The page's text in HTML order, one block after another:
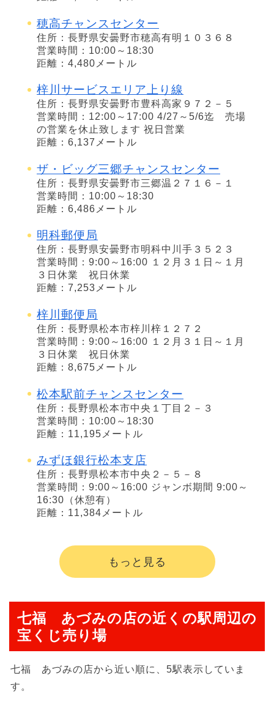
穂高チャンスセンター
住所：長野県安曇野市穂高有明１０３６８
営業時間：10:00～18:30
距離：4,480メートル
梓川サービスエリア上り線
住所：長野県安曇野市豊科高家９７２－５
営業時間：12:00～17:00 4/27～5/6迄 売場
の営業を休止致します 祝日営業
距離：6,137メートル
ザ・ビッグ三郷チャンスセンター
住所：長野県安曇野市三郷温２７１６－１
営業時間：10:00～18:30
距離：6,486メートル
明科郵便局
住所：長野県安曇野市明科中川手３５２３
営業時間：9:00～16:00 １２月３１日～１月
３日休業 祝日休業
距離：7,253メートル
梓川郵便局
住所：長野県松本市梓川梓１２７２
営業時間：9:00～16:00 １２月３１日～１月
３日休業 祝日休業
距離：8,675メートル
松本駅前チャンスセンター
住所：長野県松本市中央１丁目２－３
営業時間：10:00～18:30
距離：11,195メートル
みずほ銀行松本支店
住所：長野県松本市中央２－５－８
営業時間：9:00～16:00 ジャンボ期間 9:00～
16:30（休憩有）
距離：11,384メートル
もっと見る
七福 あづみの店の近くの駅周辺の
宝くじ売り場
七福 あづみの店から近い順に、5駅表示していま
す。